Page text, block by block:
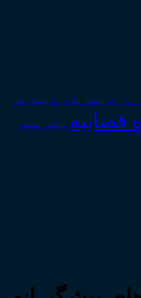
انحلال_نکاح بانک بیمه تاجر
قضاییه مالکیت_معنوی